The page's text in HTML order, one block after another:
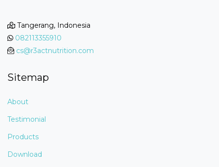
Tangerang, Indonesia
082113355910
cs@r3actnutrition.com
Sitemap
About
Testimonial
Products
Download